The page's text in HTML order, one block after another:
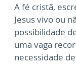
A fé cristã,
Jesus vivo ou
possibilidade
uma vaga
necessidade